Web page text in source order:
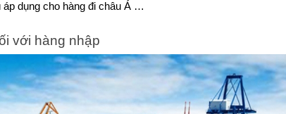
áp dụng cho hàng đi châu Á …
với hàng nhập